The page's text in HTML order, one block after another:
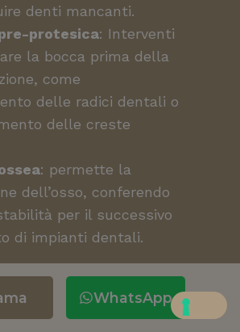
denti mancanti.
protesica: Interventi
la bocca prima della
come
delle radici dentali o
delle creste
: permette la
dell’osso, conferendo
per il successivo
di impianti dentali.
WhatsApp